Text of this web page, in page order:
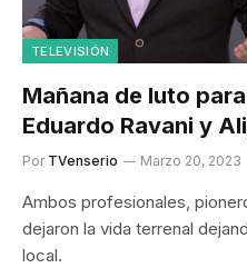
TELEVISIÓN
Mañana de luto
Eduardo Ravani y
Por TVenserio Marzo 20, 2023
Ambos profesionales,
dejaron la vida terrenal
local.